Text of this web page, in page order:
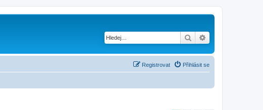
Hledat
Přihlásit se
Registrovat